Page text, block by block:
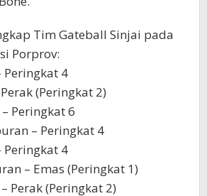
Tim Gateball Sinjai pada
Porprov:
Peringkat 4
(Peringkat 2)
Peringkat 6
– Peringkat 4
Peringkat 4
– Emas (Peringkat 1)
Perak (Peringkat 2)